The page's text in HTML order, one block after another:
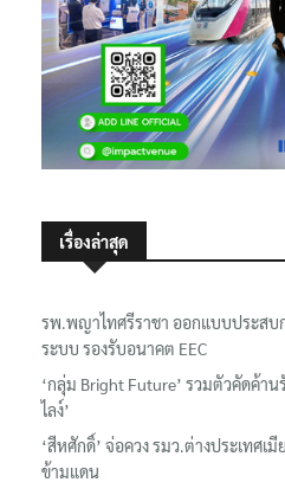
เรื่องล่าสุด
รพ.พญาไทศรีราชา ออกแบบประส
ระบบ รองรับอนาคต EEC
‘กลุ่ม Bright Future’ รวมตัวคัดค้า
ไลง์’
‘สีหศักดิ์’ จ่อควง รมว.ต่างประเท
ข้ามแดน